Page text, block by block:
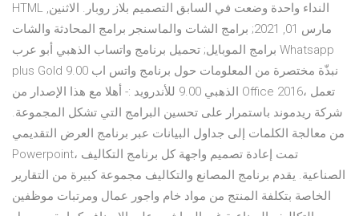
HTML النداء واحدة وضعت في السابق التصميم بلاز روبار. الاثنين,
مارس 01, 2021; برامج الشات والماسنجر برامج المحادثة والشات
برامج الموبايل; تحميل برنامج واتساب الذهبي أبو عرب Whatsapp
plus Gold 9.00 نبذّة مختصرة من المعلومات حول برنامج واتس اب
الذهبي 9.00 للأندرويد :- أهلا مع هذا الإصدار من Office 2016، تعمل
شركة ريدموند باستمرار على تحسين البرامج التي تشكل المجموعة.
من معالجة الكلمات إلى جداول البيانات عبر برنامج العرض التقديمي
Powerpoint، تمت إعادة تصميم واجهة كل برنامج التكاليف
الصناعية. يقدم برنامج المصانع والتكاليف مجموعة كبيرة من التقارير
الخاصة بتكلفة المنتج من مواد خام واجور عمال ومرتبات موظفين